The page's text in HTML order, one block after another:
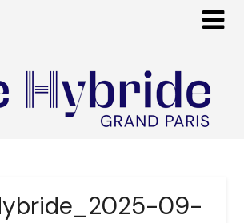
09-